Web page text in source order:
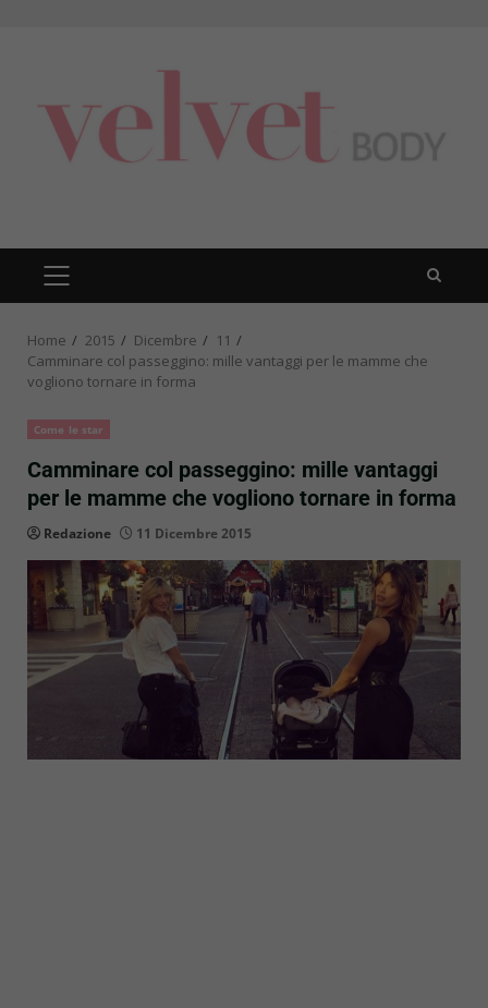
PRIMARY
MENU
Home 2015 Dicembre
11
Camminare col passeggino: mille vantaggi per le mamme che
vogliono tornare in forma
Come le star
Camminare col passeggino: mille vantaggi
per le mamme che vogliono tornare in forma
Redazione 11 Dicembre 2015